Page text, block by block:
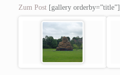
Zum Post[gallery orderby=”title”]